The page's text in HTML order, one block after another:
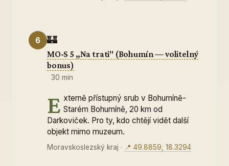
6 🏰
MO-S 5 „Na trati" (Bohumín — volitelný
bonus)
30 min
E xterně přístupný srub v Bohumíně-
Starém Bohumíně, 20 km od
Darkoviček. Pro ty, kdo chtějí vidět další
objekt mimo muzeum.
Moravskoslezský kraj · 📍 49.8859, 18.3294